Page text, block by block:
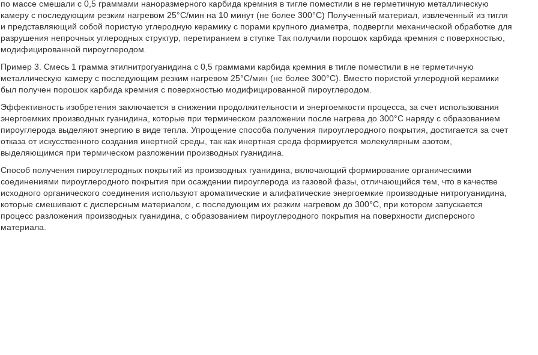
по массе смешали с 0,5 граммами наноразмерного карбида кремния в тигле поместили в не герметичную металлическую
камеру с последующим резким нагревом 25°С/мин на 10 минут (не более 300°С) Полученный материал, извлеченный из тигля
и представляющий собой пористую углеродную керамику с порами крупного диаметра, подвергли механической обработке для
разрушения непрочных углеродных структур, перетиранием в ступке Так получили порошок карбида кремния с поверхностью,
модифицированной пироуглеродом.
Пример 3. Смесь 1 грамма этилнитрогуанидина с 0,5 граммами карбида кремния в тигле поместили в не герметичную
металлическую камеру с последующим резким нагревом 25°С/мин (не более 300°С). Вместо пористой углеродной керамики
был получен порошок карбида кремния с поверхностью модифицированной пироуглеродом.
Эффективность изобретения заключается в снижении продолжительности и энергоемкости процесса, за счет использования
энергоемких производных гуанидина, которые при термическом разложении после нагрева до 300°С наряду с образованием
пироуглерода выделяют энергию в виде тепла. Упрощение способа получения пироуглеродного покрытия, достигается за счет
отказа от искусственного создания инертной среды, так как инертная среда формируется молекулярным азотом,
выделяющимся при термическом разложении производных гуанидина.
Способ получения пироуглеродных покрытий из производных гуанидина, включающий формирование органическими
соединениями пироуглеродного покрытия при осаждении пироуглерода из газовой фазы, отличающийся тем, что в качестве
исходного органического соединения используют ароматические и алифатические энергоемкие производные нитрогуанидина,
которые смешивают с дисперсным материалом, с последующим их резким нагревом до 300°С, при котором запускается
процесс разложения производных гуанидина, с образованием пироуглеродного покрытия на поверхности дисперсного
материала.